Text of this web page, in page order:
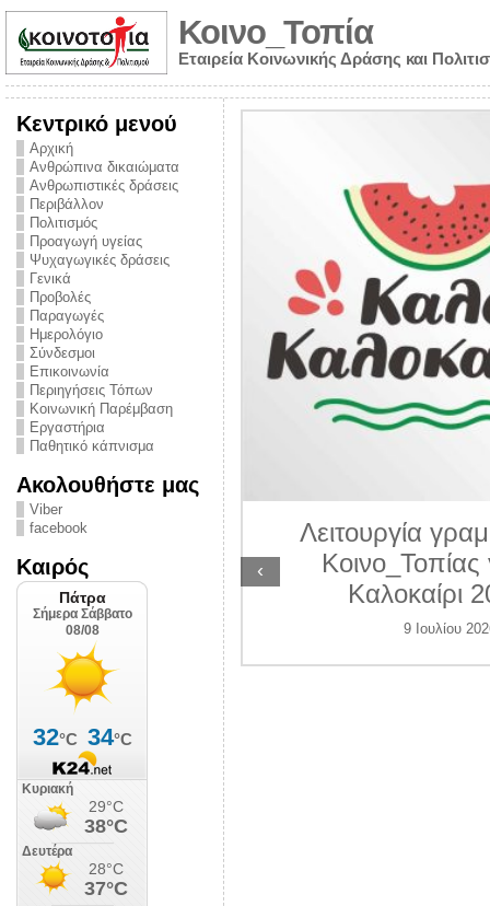
Κοινο_Τοπία
Εταιρεία Κοινωνικής Δράσης και
Κεντρικό μενού
Αρχική
Ανθρώπινα δικαιώματα
Ανθρωπιστικές δράσεις
Περιβάλλον
Πολιτισμός
Προαγωγή υγείας
Ψυχαγωγικές δράσεις
Γενικά
Προβολές
Παραγωγές
Ημερολόγιο
Σύνδεσμοι
Επικοινωνία
Περιηγήσεις Τόπων
Κοινωνική Παρέμβαση
Εργαστήρια
Παθητικό κάπνισμα
Ακολουθήστε μας
Viber
facebook
Καιρός
από την
την ημέρα
και
στο
2026
Λειτουργία
Κοινο_Τοπίας
Καλοκαίρι
9 Ιουλίου
‹